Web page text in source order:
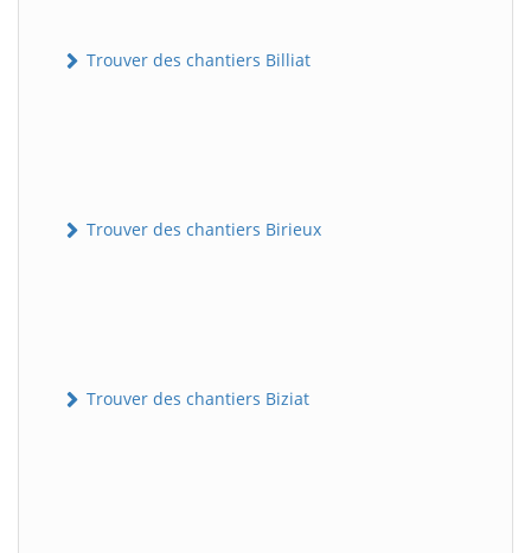
Trouver des chantiers Billiat
Trouver des chantiers Birieux
Trouver des chantiers Biziat